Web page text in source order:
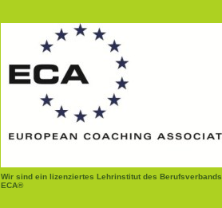
Wir sind ein lizenziertes Lehrinstitut des Berufsverbands
ECA®